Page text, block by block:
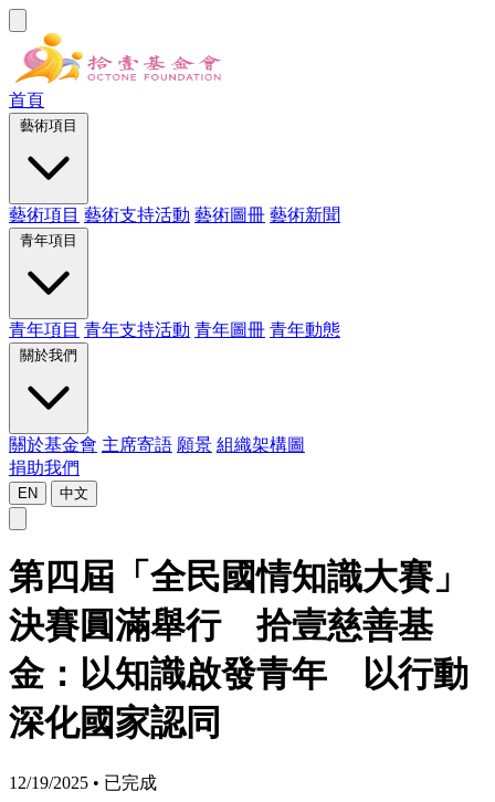
首頁
藝術項目 藝術支持活動 藝術圖冊 藝術新聞
青年項目 青年支持活動 青年圖冊 青年動態
關於基金會 主席寄語 願景 組織架構圖
捐助我們
EN 中文
第四屆「全民國情知識大賽」
決賽圓滿舉行 拾壹慈善基
金：以知識啟發青年 以行動
深化國家認同
12/19/2025 • 已完成